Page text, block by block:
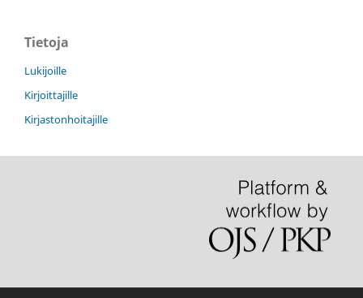
Tietoja
Lukijoille
Kirjoittajille
Kirjastonhoitajille